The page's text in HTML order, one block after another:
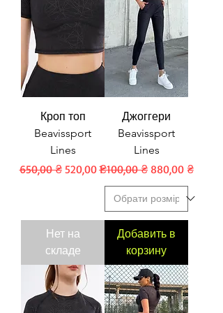
Кроп топ
Beavissport
Lines
Обычная цена
650,00 ₴ Цена со скидкой
520,00 ₴
Нет на
складе
Джоггери
Beavissport
Lines
Обычная цена
1 100,00 ₴ Цена со
880,00 ₴
Добавить в
корзину